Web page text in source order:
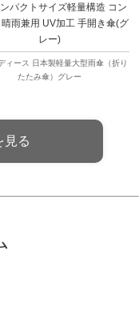
パクトサイズ軽量構造 コン
晴雨兼用 UV加工 手開き傘(グ
レー)
ィース 日本製軽量大型雨傘（折り
たたみ傘）グレー
見る